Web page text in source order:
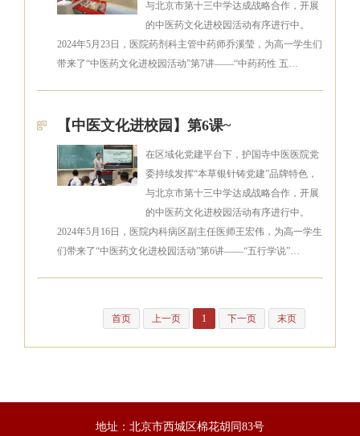
与北京市第十三中学达成战略合作，开展
的中医药文化进校园活动有序进行中。
2024年5月23日，医院药剂科主管中药师乔溪莹，为高一学生们
带来了“中医药文化进校园活动”第7讲——“中药药性 五…
【中医文化进校园】第6课~
在区域化党建平台下，护国寺中医医院党
委持续发挥“本草银针铸党建”品牌特色，
与北京市第十三中学达成战略合作，开展
的中医药文化进校园活动有序进行中。
2024年5月16日，医院内科病区副主任医师王宏伟，为高一学生
们带来了“中医药文化进校园活动”第6讲——“五行学说”…
首页 上一页 1 下一页 末页
地址：北京市西城区棉花胡同83号